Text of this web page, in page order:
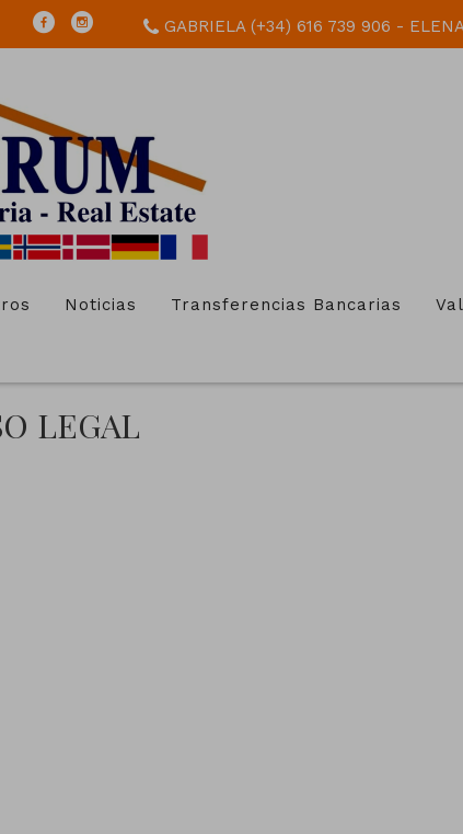
GABRIELA (+34) 616 739 906 -
Noticias Transferencias Bancarias
LEGAL